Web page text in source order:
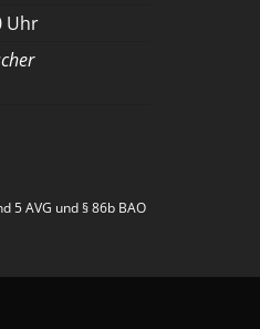
Uhr
5 AVG und § 86b BAO